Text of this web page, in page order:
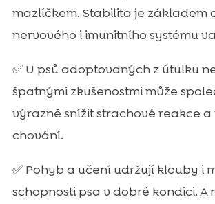
mazlíčkem. Stabilita je základem
nervového i imunitního systému
✅ U psů adoptovaných z útulku
špatnými zkušenostmi může
výrazně snížit strachové reakce
chování.
✅ Pohyb a učení udržují klouby i
schopnosti psa v dobré kondici. A